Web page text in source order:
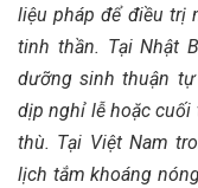
liệu pháp để điều trị
tinh thần. Tại Nhật
dưỡng sinh thuận tự
dịp nghỉ lễ hoặc cuối
thù. Tại Việt Nam
lịch tắm khoáng